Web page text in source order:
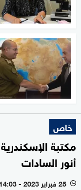
خاص
مكتبة
أنور السادات
l 25 فبراير 2023 - 14:03 بتوقيت أبوظبي